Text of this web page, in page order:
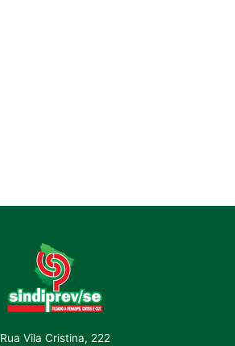
Rua Vila Cristina, 222